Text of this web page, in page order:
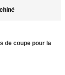
de coupe pour la